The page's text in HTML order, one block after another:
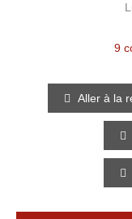
9
Aller à la